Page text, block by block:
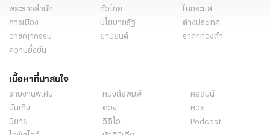
พระราชสำนัก ทั่วไทย
ในกระแส
การเมือง
นโยบายรัฐ
ต่างประเทศ
อาชญากรรม
ยานยนต์
ราคาทองคำ
ความยั่งยืน
เนื้อหาที่น่าสนใจ
รายงานพิเศษ หนังสือพิมพ์
คอลัมน์
บันเทิง
ดวง
หวย
นิยาย
วิดีโอ
Podcast